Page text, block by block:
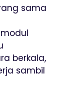
sama
berkala,
sambil